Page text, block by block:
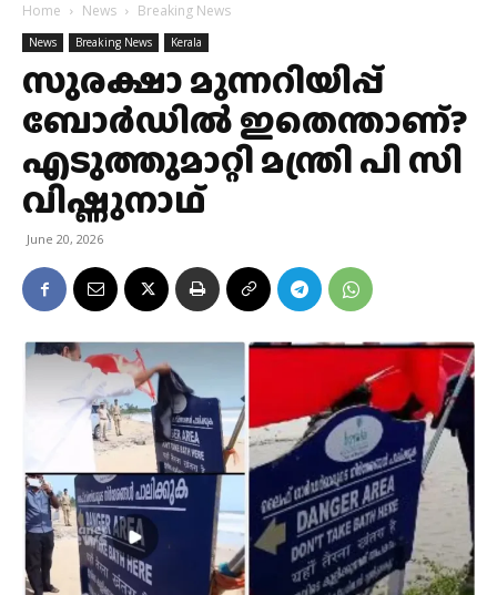
Home News Breaking News
News Breaking News Kerala
സുരക്ഷാ മുന്നറിയിപ്പ്
ബോർഡിൽ ഇതെന്താണ്?
എടുത്തുമാറ്റി മന്ത്രി പി സി
വിഷ്ണുനാഥ്
June 20, 2026